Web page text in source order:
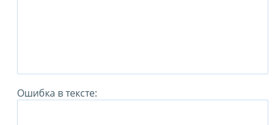
Ошибка в тексте: